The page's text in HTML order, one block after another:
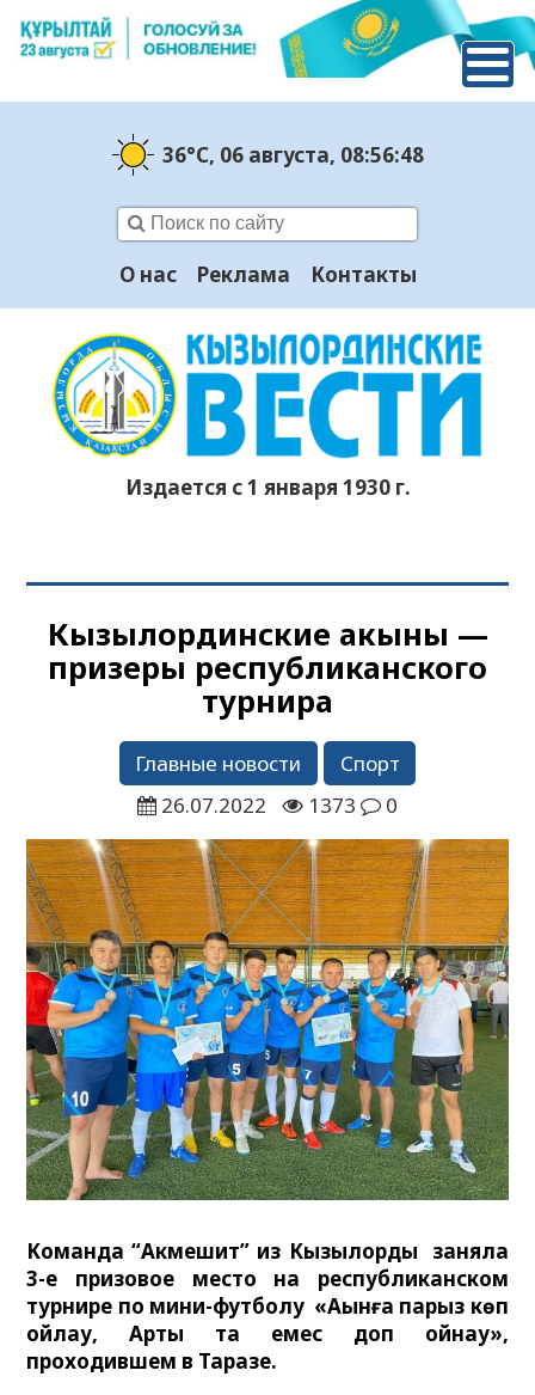
36°C, 06 августа, 08:56:49
О нас Реклама Контакты
Издается с 1 января 1930 г.
Кызылординские акыны —
призеры республиканского
турнира
Главные новости
Спорт
26.07.2022
1373 0
Команда “Акмешит” из Кызылорды заняла
3-е призовое место на республиканском
турнире по мини-футболу «Ақынға парыз көп
ойлау, Артық та емес доп ойнау»,
проходившем в Таразе.